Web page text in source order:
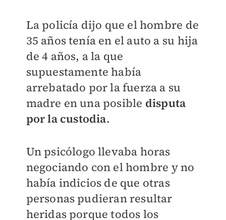
La policía dijo que el hombre de
35 años tenía en el auto a su hija
de 4 años, a la que
supuestamente había
arrebatado por la fuerza a su
madre en una posible disputa
por la custodia.
Un psicólogo llevaba horas
negociando con el hombre y no
había indicios de que otras
personas pudieran resultar
heridas porque todos los